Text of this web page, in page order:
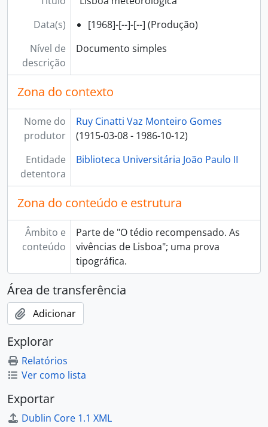
Data(s)
[1968]-[--]-[--] (Produção)
Nível de
descrição
Documento simples
Zona do contexto
Nome do
produtor
Ruy Cinatti Vaz Monteiro Gomes
(1915-03-08 - 1986-10-12)
Entidade
detentora
Biblioteca Universitária João Paulo II
Zona do conteúdo e estrutura
Âmbito e
conteúdo
Parte de "O tédio recompensado. As
vivências de Lisboa"; uma prova
tipográfica.
Área de transferência
Adicionar
Explorar
Relatórios
Ver como lista
Exportar
Dublin Core 1.1 XML